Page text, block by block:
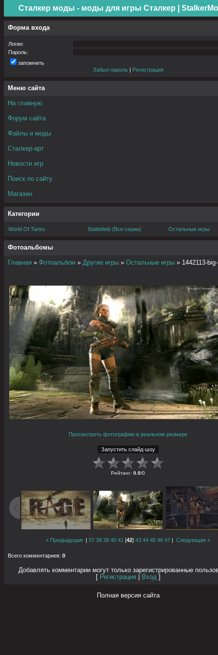
Сталкер моды - моды для игры Сталкер |
Форма входа
Логин:
Пароль:
запомнить
Забыл пароль | Регистрация
Меню сайта
На главную
Форум сайта
Файлы и моды
Сталкер-арт
Новости игр
Поиск по сайту
Магазин
Категории
World Of Tanks Battlefield (Все серии) Остальные игры
Фотоальбомы
Главная » Фотоальбом » Другие игры » Остальные игры » 1442113-
Просмотреть фотографию в реальном размере
Рейтинг: 0.0/0
« Предыдущая |37 38 39 40 41 [42]43 44 45 46 47 |Следующая »
Всего комментариев: 0
Добавлять комментарии могут только зарегистрированные
Регистрация Вход
Полная версия сайта